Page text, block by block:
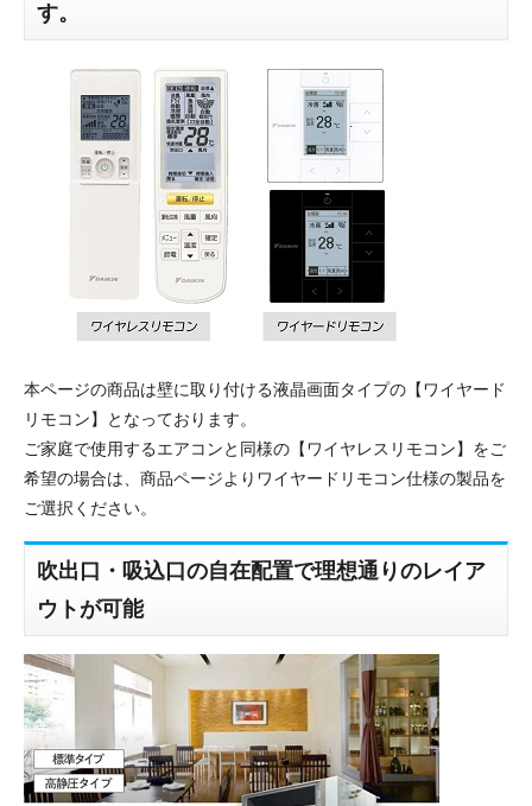
す。
本ページの商品は壁に取り付ける液晶画面タイプの【ワイヤード
リモコン】となっております。
ご家庭で使用するエアコンと同様の【ワイヤレスリモコン】をご
希望の場合は、商品ページよりワイヤードリモコン仕様の製品を
ご選択ください。
吹出口・吸込口の自在配置で理想通りのレイア
ウトが可能